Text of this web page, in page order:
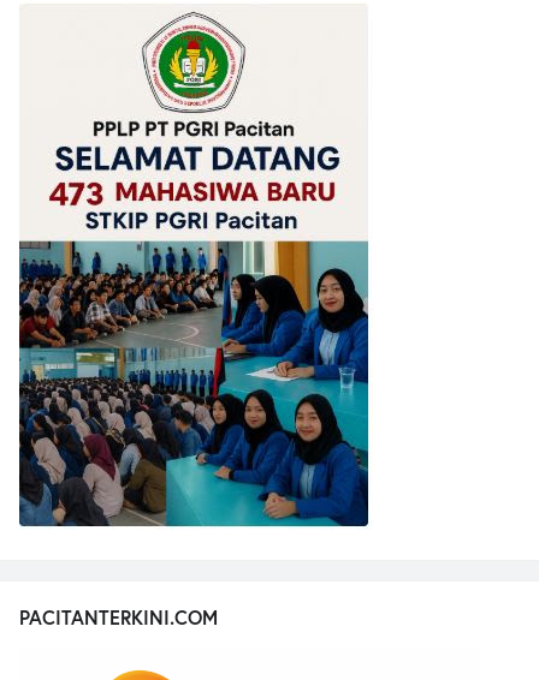
PACITANTERKINI.COM